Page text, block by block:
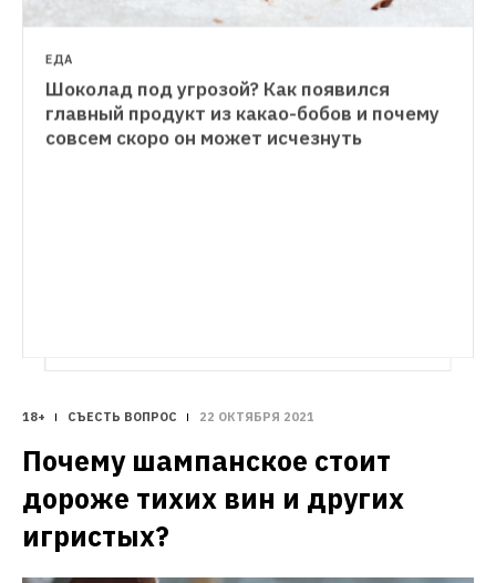
ГИД THE VILLAGE
Скорее всего, вы пьете не настоящий
матча. Как цветной напиток стал великим
ЕДА
Шоколад под угрозой? Как появился
главный продукт из какао-бобов и почему
совсем скоро он может исчезнуть
18+ СЪЕСТЬ ВОПРОС 22 ОКТЯБРЯ 2021
Почему шампанское стоит
дороже тихих вин и других
игристых?